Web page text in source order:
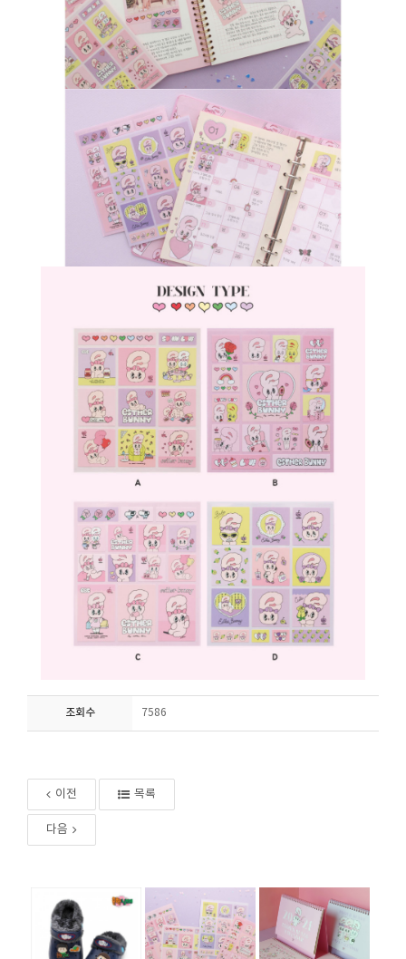
조회수 7586
이전 목록
다음